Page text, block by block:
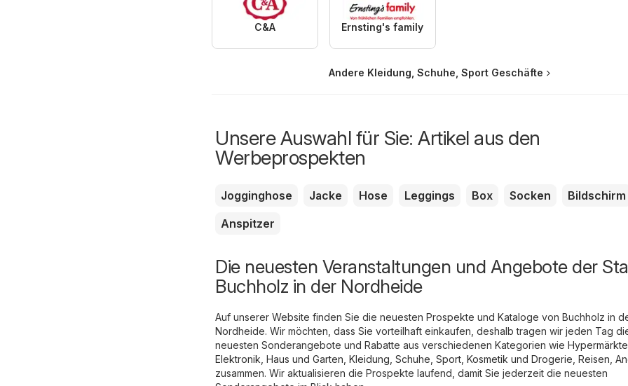
C&A Ernsting's family
Andere Kleidung, Schuhe, Sport Geschäfte
Unsere Auswahl für Sie: Artikel aus den
Werbeprospekten
Jogginghose Jacke Hose Leggings Box Socken
Bildschirm
Anspitzer
Die neuesten Veranstaltungen und Angebote der
Buchholz in der Nordheide
Auf unserer Website finden Sie die neuesten Prospekte und Kataloge von Buchholz in
Nordheide. Wir möchten, dass Sie vorteilhaft einkaufen, deshalb tragen wir jeden Tag
neuesten Sonderangebote und Rabatte aus verschiedenen Kategorien wie Hypermärkte
Elektronik Haus und Garten Kleidung, Schuhe, Sport Kosmetik und Drogerie Reisen
zusammen. Wir aktualisieren die Prospekte laufend, damit Sie jederzeit die neuesten